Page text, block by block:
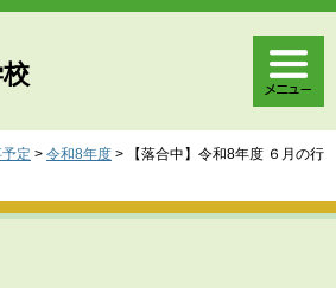
定 > 令和8年度 >
【落合中】令和8年度 ６月の行